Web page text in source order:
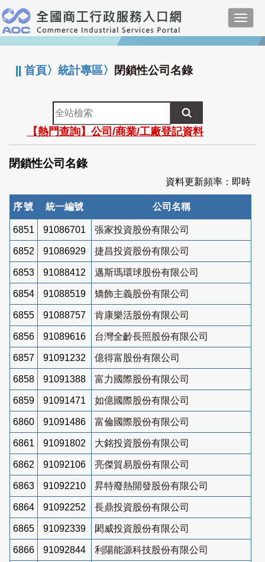
跳
到
主
要
:::
||首頁〉統計專區〉 閉鎖性公司名錄
全
站
檢
索
【熱門查詢】公司/商業/工廠登記資料
閉鎖性公司名錄
資料更新頻率：即時
序號 統一編號 公司名稱
6851 91086701 張家投資股份有限公司
6852 91086929 捷昌投資股份有限公司
6853 91088412 邁斯瑪環球股份有限公司
6854 91088519 矯飾主義股份有限公司
6855 91088757 肯康樂活股份有限公司
6856 91089616 台灣全齡長照股份有限公司
6857 91091232 億得富股份有限公司
6858 91091388 富力國際股份有限公司
6859 91091471 如億國際股份有限公司
6860 91091486 富倫國際股份有限公司
6861 91091802 大銘投資股份有限公司
6862 91092106 亮傑貿易股份有限公司
6863 91092210 昇特廢熱開發股份有限公司
6864 91092252 長鼎投資股份有限公司
6865 91092339 閎威投資股份有限公司
6866 91092844 利陽能源科技股份有限公司